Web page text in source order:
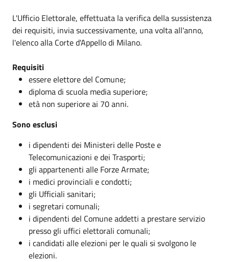
L'Ufficio Elettorale, effettuata la verifica della sussistenza
dei requisiti, invia successivamente, una volta all'anno,
l'elenco alla Corte d'Appello di Milano.
Requisiti
essere elettore del Comune;
diploma di scuola media superiore;
età non superiore ai 70 anni.
Sono esclusi
i dipendenti dei Ministeri delle Poste e
Telecomunicazioni e dei Trasporti;
gli appartenenti alle Forze Armate;
i medici provinciali e condotti;
gli Ufficiali sanitari;
i segretari comunali;
i dipendenti del Comune addetti a prestare servizio
presso gli uffici elettorali comunali;
i candidati alle elezioni per le quali si svolgono le
elezioni.